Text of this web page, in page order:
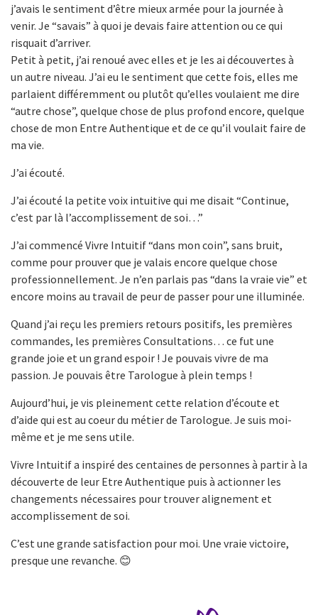
j’avais le sentiment d’être mieux armée pour la journée à
venir. Je “savais” à quoi je devais faire attention ou ce qui
risquait d’arriver.
Petit à petit, j’ai renoué avec elles et je les ai découvertes à
un autre niveau. J’ai eu le sentiment que cette fois, elles me
parlaient différemment ou plutôt qu’elles voulaient me dire
“autre chose”, quelque chose de plus profond encore, quelque
chose de mon Entre Authentique et de ce qu’il voulait faire de
ma vie.
J’ai écouté.
J’ai écouté la petite voix intuitive qui me disait “Continue,
c’est par là l’accomplissement de soi…”
J’ai commencé Vivre Intuitif “dans mon coin”, sans bruit,
comme pour prouver que je valais encore quelque chose
professionnellement. Je n’en parlais pas “dans la vraie vie” et
encore moins au travail de peur de passer pour une illuminée.
Quand j’ai reçu les premiers retours positifs, les premières
commandes, les premières Consultations… ce fut une
grande joie et un grand espoir ! Je pouvais vivre de ma
passion. Je pouvais être Tarologue à plein temps !
Aujourd’hui, je vis pleinement cette relation d’écoute et
d’aide qui est au coeur du métier de Tarologue. Je suis moi-
même et je me sens utile.
Vivre Intuitif a inspiré des centaines de personnes à partir à la
découverte de leur Etre Authentique puis à actionner les
changements nécessaires pour trouver alignement et
accomplissement de soi.
C’est une grande satisfaction pour moi. Une vraie victoire,
presque une revanche. 😊